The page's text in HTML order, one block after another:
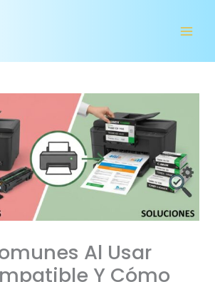
Al Usar
Y Cómo